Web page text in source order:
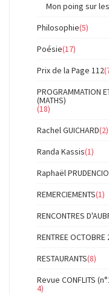
Mon poing sur
Philosophie(5)
Poésie(17)
Prix de la Page 112
PROGRAMMATION
(MATHS)
(18)
Rachel GUICHARD(2)
Randa Kassis(1)
Raphaël PRUDENCIO
REMERCIEMENTS(1)
RENCONTRES
RENTREE OCTOBRE
RESTAURANTS(8)
Revue CONFLITS
4)